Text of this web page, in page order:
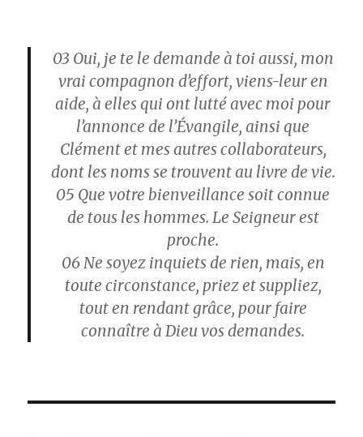
03 Oui, je te le demande à toi aussi, mon
vrai compagnon d’effort, viens-leur en
aide, à elles qui ont lutté avec moi pour
l’annonce de l’Évangile, ainsi que
Clément et mes autres collaborateurs,
dont les noms se trouvent au livre de vie.
05 Que votre bienveillance soit connue
de tous les hommes. Le Seigneur est
proche.
06Ne soyez inquiets de rien, mais, en
toute circonstance, priez et suppliez,
tout en rendant grâce, pour faire
connaître à Dieu vos demandes.